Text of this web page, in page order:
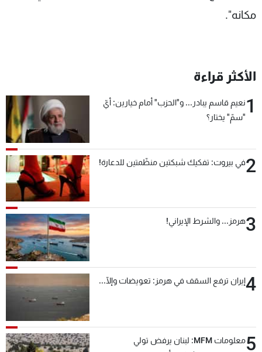
مكانه".
الأكثر قراءة
1نعيم قاسم يبادر... و"الحزب" أمام خيارين: أيّ
"سمّ" يختار؟
2في بيروت: تفكيك شبكتين منظّمتين للدعارة!
3هرمز... والشرط الإيراني!
4إيران ترفع السقف في هرمز: تعويضات وإلّا...
5
معلومات MFM: لبنان يرفض تولي